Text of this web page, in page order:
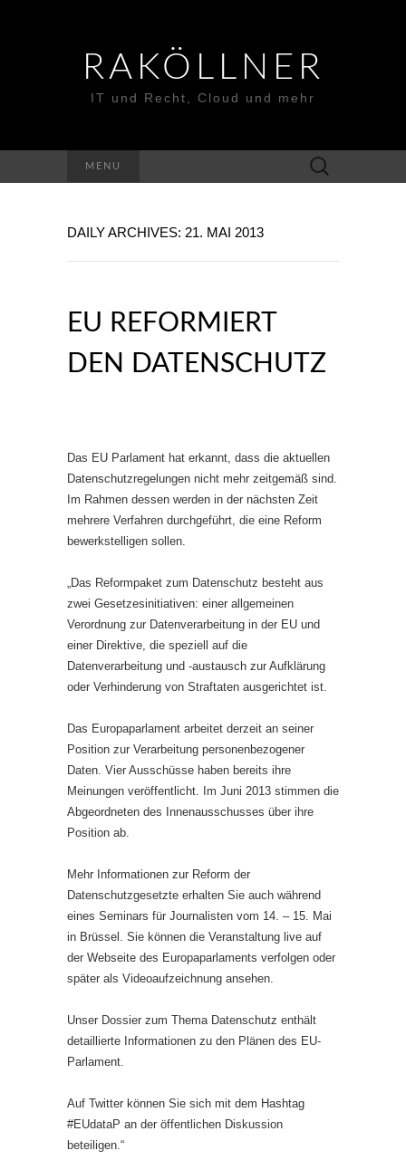
RAKÖLLNER
IT und Recht, Cloud und mehr
MENU
Suchen
nach:
DAILY ARCHIVES: 21. MAI 2013
EU REFORMIERT
DEN DATENSCHUTZ
Das EU Parlament hat erkannt, dass die aktuellen
Datenschutzregelungen nicht mehr zeitgemäß sind.
Im Rahmen dessen werden in der nächsten Zeit
mehrere Verfahren durchgeführt, die eine Reform
bewerkstelligen sollen.
„Das Reformpaket zum Datenschutz besteht aus
zwei Gesetzesinitiativen: einer allgemeinen
Verordnung zur Datenverarbeitung in der EU und
einer Direktive, die speziell auf die
Datenverarbeitung und -austausch zur Aufklärung
oder Verhinderung von Straftaten ausgerichtet ist.
Das Europaparlament arbeitet derzeit an seiner
Position zur Verarbeitung personenbezogener
Daten. Vier Ausschüsse haben bereits ihre
Meinungen veröffentlicht. Im Juni 2013 stimmen die
Abgeordneten des Innenausschusses über ihre
Position ab.
Mehr Informationen zur Reform der
Datenschutzgesetzte erhalten Sie auch während
eines Seminars für Journalisten vom 14. – 15. Mai
in Brüssel. Sie können die Veranstaltung live auf
der Webseite des Europaparlaments verfolgen oder
später als Videoaufzeichnung ansehen.
Unser Dossier zum Thema Datenschutz enthält
detaillierte Informationen zu den Plänen des EU-
Parlament.
Auf Twitter können Sie sich mit dem Hashtag
#EUdataP an der öffentlichen Diskussion
beteiligen.“